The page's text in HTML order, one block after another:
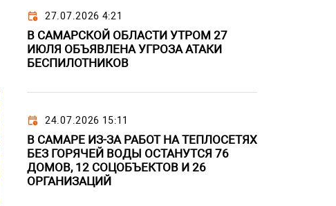
27.07.2026 4:21
В САМАРСКОЙ ОБЛАСТИ УТРОМ 27
ИЮЛЯ ОБЪЯВЛЕНА УГРОЗА АТАКИ
БЕСПИЛОТНИКОВ
24.07.2026 15:11
В САМАРЕ ИЗ-ЗА РАБОТ НА ТЕПЛОСЕТЯХ
БЕЗ ГОРЯЧЕЙ ВОДЫ ОСТАНУТСЯ 76
ДОМОВ, 12 СОЦОБЪЕКТОВ И 26
ОРГАНИЗАЦИЙ